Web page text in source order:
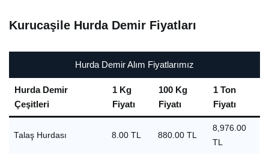
Kurucaşile Hurda Demir Fiyatları
Hurda Demir Alım Fiyatlarımız
Hurda Demir
Çeşitleri
1 Kg
Fiyatı
100 Kg
Fiyatı
1 Ton
Fiyatı
Talaş Hurdası 8.00 TL 880.00 TL
8,976.00
TL